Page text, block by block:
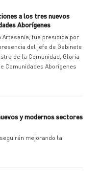
a los tres nuevos
Aborígenes
Artesanía, fue presidida por
del jefe de Gabinete
de la Comunidad, Gloria
Comunidades Aborígenes
y modernos sectores
mejorando la